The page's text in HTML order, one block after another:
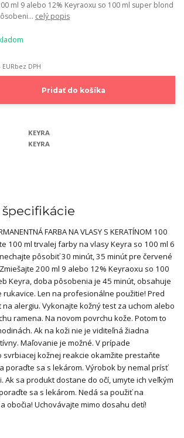
ml 9 alebo 12% Keyraoxu so 100 ml super blond
celý popis
EURbez DPH
Pridať do košíka
KEYRA
KEYRA
FARBA NA VLASY S KERATÍNOM 100
100 ml trvalej farby na vlasy Keyra so 100 ml 6
pôsobiť 30 minút, 35 minút pre červené
200 ml 9 alebo 12% Keyraoxu so 100
Keyra, doba pôsobenia je 45 minút, obsahuje
rukavice. Len na profesionálne použitie! Pred
alergiu. Vykonajte kožný test za uchom alebo
ramena. Na novom povrchu kože. Potom to
Ak na koži nie je viditeľná žiadna
Maľovanie je možné. V prípade
kožnej reakcie okamžite prestaňte
poraďte sa s lekárom. Výrobok by nemal prísť
Ak sa produkt dostane do očí, umyte ich veľkým
sa s lekárom. Nedá sa použiť na
obočia! Uchovávajte mimo dosahu detí!